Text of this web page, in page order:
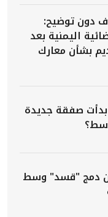
دون توضيح:
اليمنية بعد
بشأن معارك
صفقة جديدة
دمج "قسد" وسط